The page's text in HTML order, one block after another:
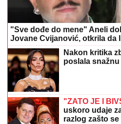
"Sve dođe do mene" Aneli
Jovane Cvijanović, otkrila da
Nakon kritika
poslala
"ZATO JE I
uskoro udaje
razlog zašto